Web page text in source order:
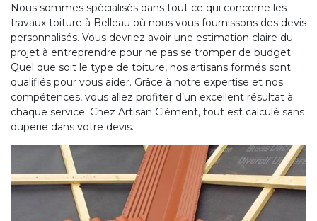
Nous sommes spécialisés dans tout ce qui concerne les
travaux toiture à Belleau où nous vous fournissons des devis
personnalisés. Vous devriez avoir une estimation claire du
projet à entreprendre pour ne pas se tromper de budget.
Quel que soit le type de toiture, nos artisans formés sont
qualifiés pour vous aider. Grâce à notre expertise et nos
compétences, vous allez profiter d’un excellent résultat à
chaque service. Chez Artisan Clément, tout est calculé sans
duperie dans votre devis.